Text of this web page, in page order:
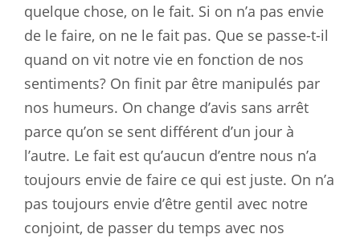
quelque chose, on le fait. Si on n’a pas envie
de le faire, on ne le fait pas. Que se passe-t-il
quand on vit notre vie en fonction de nos
sentiments? On finit par être manipulés par
nos humeurs. On change d’avis sans arrêt
parce qu’on se sent différent d’un jour à
l’autre. Le fait est qu’aucun d’entre nous n’a
toujours envie de faire ce qui est juste. On n’a
pas toujours envie d’être gentil avec notre
conjoint, de passer du temps avec nos